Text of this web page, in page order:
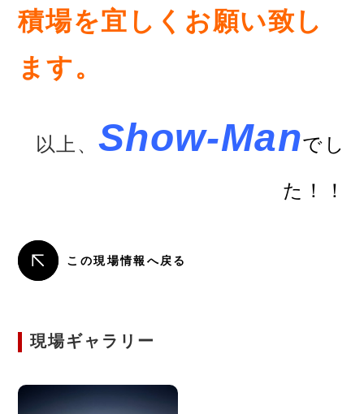
積場を宜しくお願い致し
ます。
以上、 Show-Manでし
た！！
この現場情報へ戻る
現場ギャラリー